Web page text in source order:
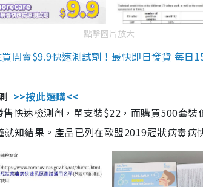
點擊圖片放大
開賣$9.9快速測試劑！最快即日發貨 每日
>>按此選購<<
快速檢測劑，單支裝$22，而購買500套
知結果。產品已列在歐盟2019冠狀病毒病